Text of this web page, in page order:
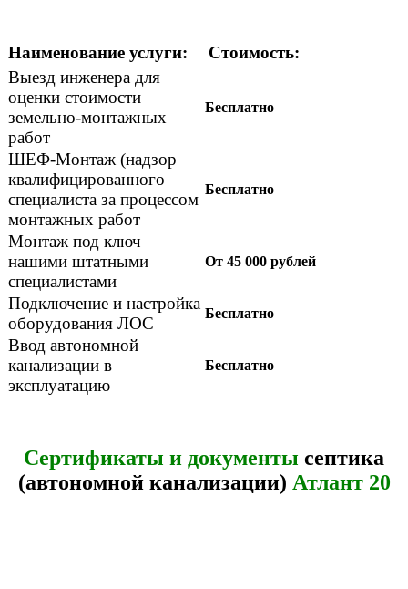
Наименование услуги:
Стоимость:
Выезд инженера для
оценки стоимости
земельно-монтажных
работ
Бесплатно
ШЕФ-Монтаж (надзор
квалифицированного
специалиста за процессом
монтажных работ
Бесплатно
Монтаж под ключ
нашими штатными
специалистами
От 45 000 рублей
Подключение и настройка
оборудования ЛОС
Бесплатно
Ввод автономной
канализации в
эксплуатацию
Бесплатно
Сертификаты и документы септика
(автономной канализации) Атлант 20